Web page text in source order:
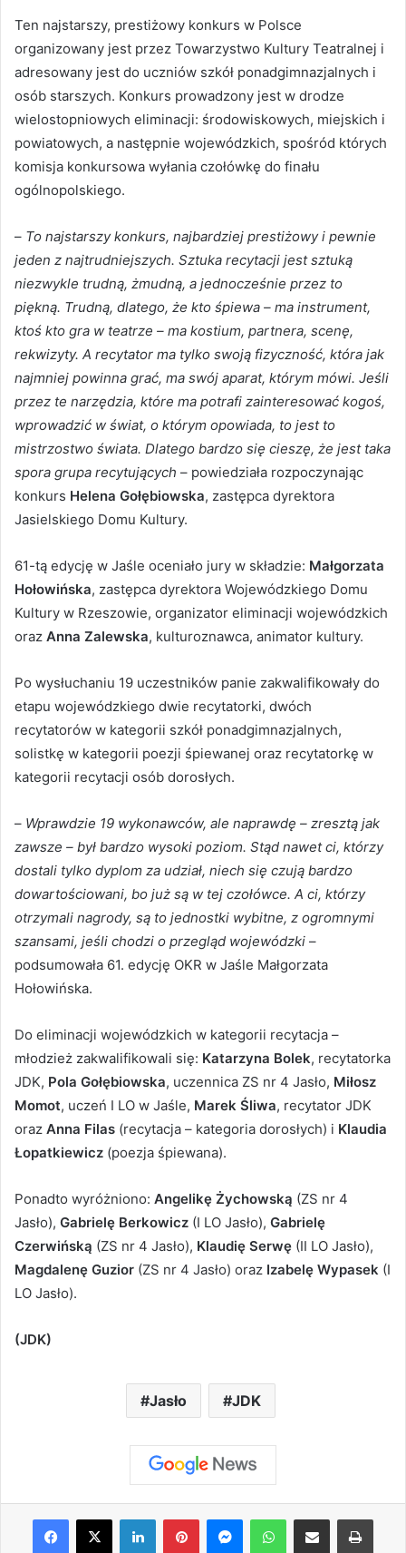
Ten najstarszy, prestiżowy konkurs w Polsce
organizowany jest przez Towarzystwo Kultury Teatralnej i
adresowany jest do uczniów szkół ponadgimnazjalnych i
osób starszych. Konkurs prowadzony jest w drodze
wielostopniowych eliminacji: środowiskowych, miejskich i
powiatowych, a następnie wojewódzkich, spośród których
komisja konkursowa wyłania czołówkę do finału
ogólnopolskiego.
– To najstarszy konkurs, najbardziej prestiżowy i pewnie
jeden z najtrudniejszych. Sztuka recytacji jest sztuką
niezwykle trudną, żmudną, a jednocześnie przez to
piękną. Trudną, dlatego, że kto śpiewa – ma instrument,
ktoś kto gra w teatrze – ma kostium, partnera, scenę,
rekwizyty. A recytator ma tylko swoją fizyczność, która jak
najmniej powinna grać, ma swój aparat, którym mówi. Jeśli
przez te narzędzia, które ma potrafi zainteresować kogoś,
wprowadzić w świat, o którym opowiada, to jest to
mistrzostwo świata. Dlatego bardzo się cieszę, że jest taka
spora grupa recytujących – powiedziała rozpoczynając
konkurs Helena Gołębiowska, zastępca dyrektora
Jasielskiego Domu Kultury.
61-tą edycję w Jaśle oceniało jury w składzie: Małgorzata
Hołowińska, zastępca dyrektora Wojewódzkiego Domu
Kultury w Rzeszowie, organizator eliminacji wojewódzkich
oraz Anna Zalewska, kulturoznawca, animator kultury.
Po wysłuchaniu 19 uczestników panie zakwalifikowały do
etapu wojewódzkiego dwie recytatorki, dwóch
recytatorów w kategorii szkół ponadgimnazjalnych,
solistkę w kategorii poezji śpiewanej oraz recytatorkę w
kategorii recytacji osób dorosłych.
– Wprawdzie 19 wykonawców, ale naprawdę – zresztą jak
zawsze – był bardzo wysoki poziom. Stąd nawet ci, którzy
dostali tylko dyplom za udział, niech się czują bardzo
dowartościowani, bo już są w tej czołówce. A ci, którzy
otrzymali nagrody, są to jednostki wybitne, z ogromnymi
szansami, jeśli chodzi o przegląd wojewódzki –
podsumowała 61. edycję OKR w Jaśle Małgorzata
Hołowińska.
Do eliminacji wojewódzkich w kategorii recytacja –
młodzież zakwalifikowali się: Katarzyna Bolek, recytatorka
JDK, Pola Gołębiowska, uczennica ZS nr 4 Jasło, Miłosz
Momot, uczeń I LO w Jaśle, Marek Śliwa, recytator JDK
oraz Anna Filas (recytacja – kategoria dorosłych) i Klaudia
Łopatkiewicz (poezja śpiewana).
Ponadto wyróżniono: Angelikę Żychowską (ZS nr 4
Jasło), Gabrielę Berkowicz (I LO Jasło), Gabrielę
Czerwińską (ZS nr 4 Jasło), Klaudię Serwę (II LO Jasło),
Magdalenę Guzior (ZS nr 4 Jasło) oraz Izabelę Wypasek (I
LO Jasło).
(JDK)
Jasło JDK
Facebook
X LinkedInPinterestMessengerWhatsAppShare via Email Print